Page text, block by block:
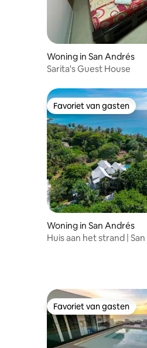
Woning in San Andrés
Sarita's Guest House
Favoriet van gasten
Favoriet van gasten
Woning in San Andrés
Huis aan het strand |
Favoriet van gasten
Favoriet van gasten